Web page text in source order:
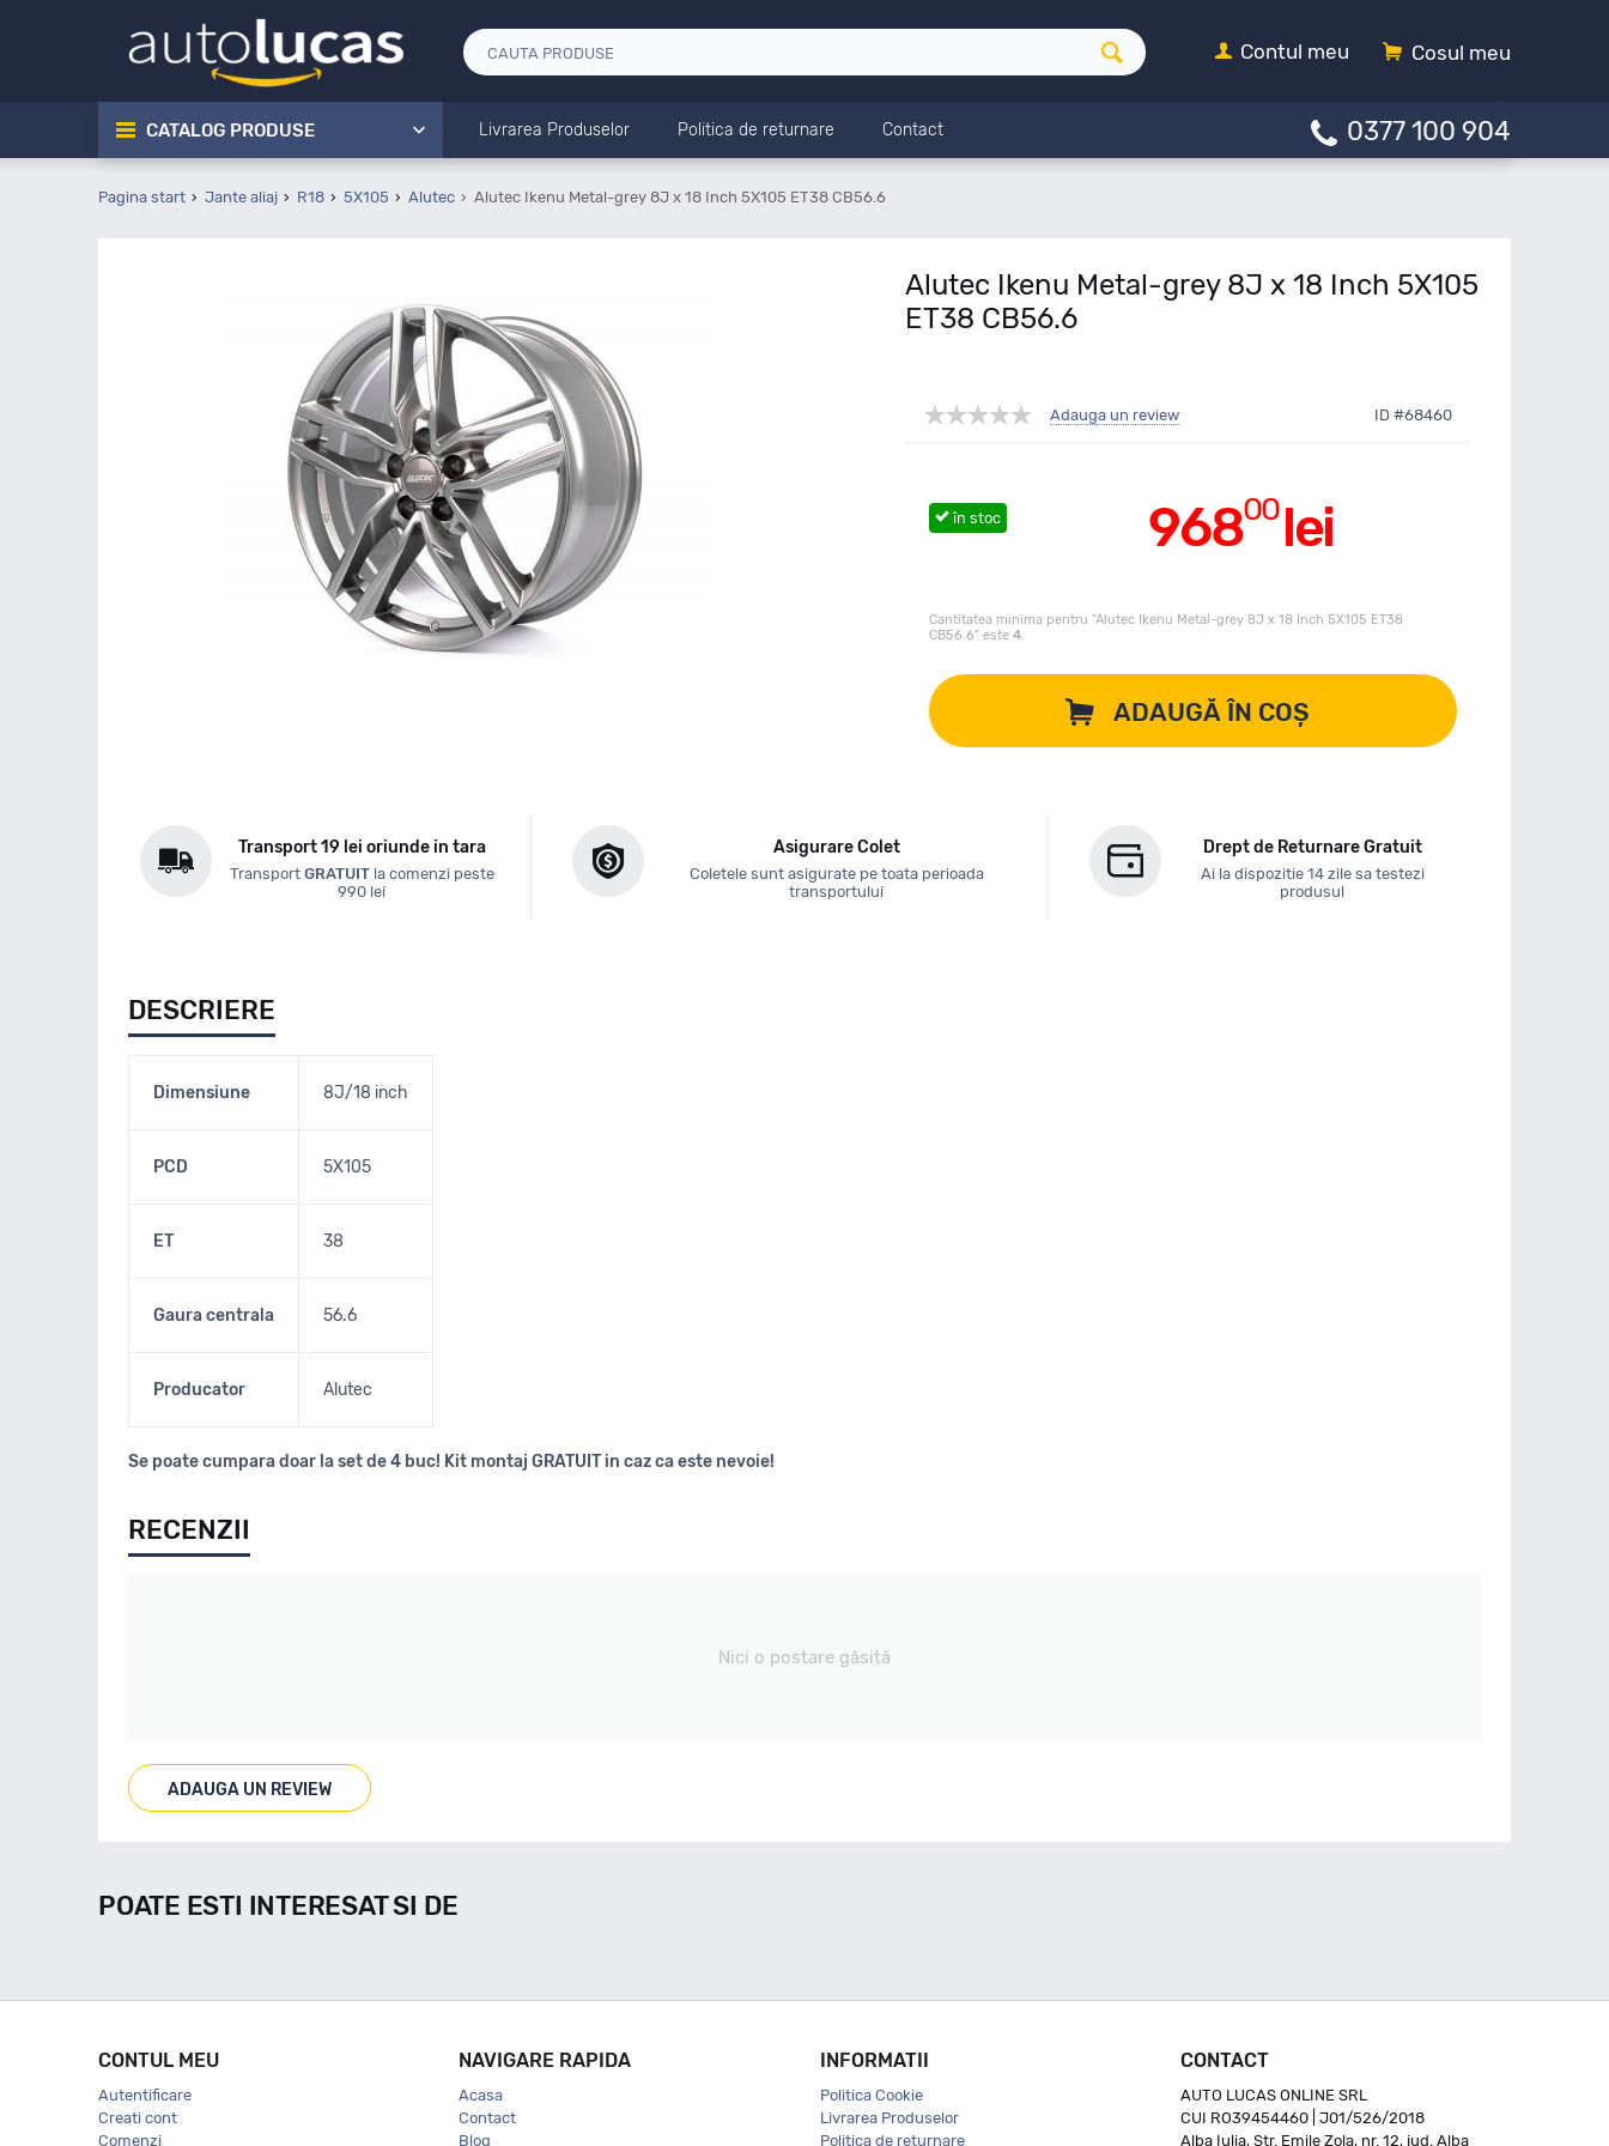
Cosul meu
Contul meu
CATALOG PRODUSE Livrarea Produselor Politica de returnare Contact 0377 100 904
Pagina start Jante aliaj R18 5X105 Alutec Alutec Ikenu Metal-grey 8J x 18 Inch 5X105 ET38 CB56.6
Alutec Ikenu Metal-grey 8J x 18 Inch 5X105
ET38 CB56.6
Adauga un review ID #68460
96800lei
în stoc
Cantitatea minima pentru "Alutec Ikenu Metal-grey 8J x 18 Inch 5X105 ET38
CB56.6" este4.
ADAUGĂ ÎN COȘ
Transport 19 lei oriunde in tara
Transport GRATUITla comenzi peste
990 lei
Asigurare Colet
Coletele sunt asigurate pe toata perioada
transportului
Drept de Returnare Gratuit
Ai la dispozitie 14 zile sa testezi
produsul
DESCRIERE
Dimensiune 8J/18 inch
PCD 5X105
ET 38
Gaura centrala 56.6
Producator Alutec
Se poate cumpara doar la set de 4 buc! Kit montaj GRATUIT in caz ca este nevoie!
RECENZII
Nici o postare găsită
ADAUGA UN REVIEW
POATE ESTI INTERESAT SI DE
CONTUL MEU
Autentificare
Creati cont
Comenzi
NAVIGARE RAPIDA
Acasa
Contact
Blog
INFORMATII
Politica Cookie
Livrarea Produselor
Politica de returnare
CONTACT
AUTO LUCAS ONLINE SRL
CUI RO39454460 | J01/526/2018
Alba Iulia, Str. Emile Zola, nr. 12, jud. Alba